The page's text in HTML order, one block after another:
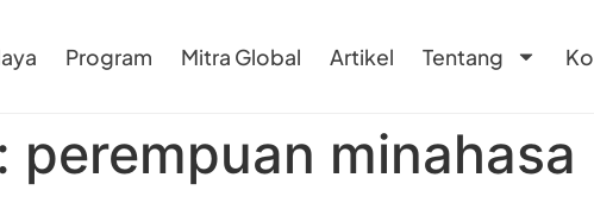
Program Mitra Global Artikel Tentang
perempuan minahasa